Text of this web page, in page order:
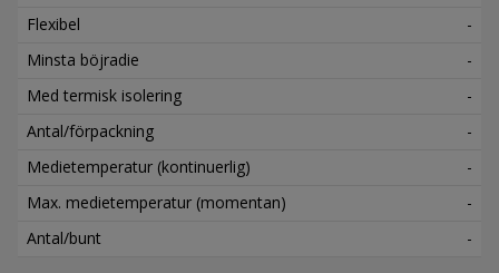
Flexibel
-
Minsta böjradie
-
Med termisk isolering
-
Antal/förpackning
-
Medietemperatur (kontinuerlig)
-
Max. medietemperatur (momentan)
-
Antal/bunt
-